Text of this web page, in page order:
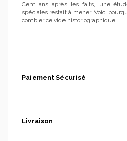
Cent ans après les faits, une
spéciales restait à mener. Voici
combler ce vide historiographique.
Paiement Sécurisé
Livraison